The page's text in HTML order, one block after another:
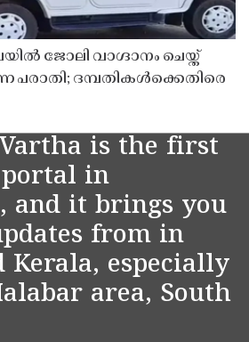
ജോലി വാഗ്ദാനം ചെയ്ത്
പരാതി; ദമ്പതികൾക്കെതിരെ
is the first
in
and it brings you
from in
Kerala, especially
area, South